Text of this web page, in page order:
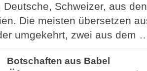
Deutsche, Schweizer, aus
Die meisten übersetzen
umgekehrt, zwei aus dem
Botschaften aus Babel